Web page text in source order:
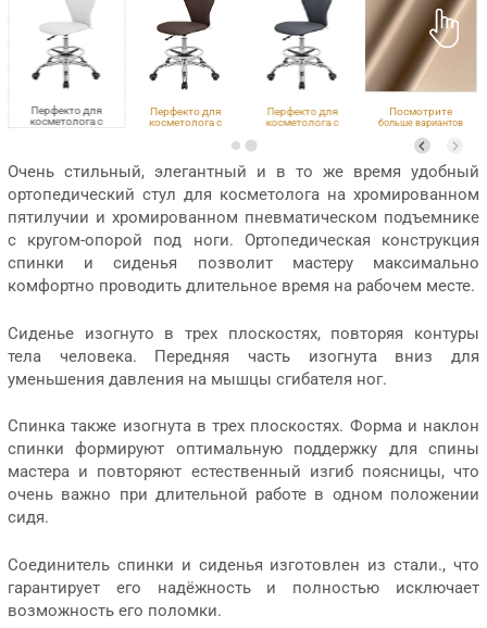
Перфекто для
косметолога с
Перфекто для
косметолога с
Перфекто для
косметолога с
Посмотрите
больше вариантов
Очень стильный, элегантный и в то же время удобный
ортопедический стул для косметолога на хромированном
пятилучии и хромированном пневматическом подъемнике
с кругом-опорой под ноги. Ортопедическая конструкция
спинки и сиденья позволит мастеру максимально
комфортно проводить длительное время на рабочем месте.
Сиденье изогнуто в трех плоскостях, повторяя контуры
тела человека. Передняя часть изогнута вниз для
уменьшения давления на мышцы сгибателя ног.
Спинка также изогнута в трех плоскостях. Форма и наклон
спинки формируют оптимальную поддержку для спины
мастера и повторяют естественный изгиб поясницы, что
очень важно при длительной работе в одном положении
сидя.
Соединитель спинки и сиденья изготовлен из стали., что
гарантирует его надёжность и полностью исключает
возможность его поломки.